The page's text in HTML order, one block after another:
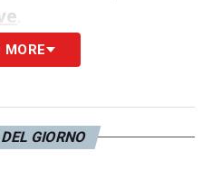
–«La più bella notizia
il rapporto sia
MORE
GIORNO